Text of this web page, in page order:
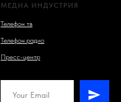
МЕДИА ИНДУСТРИЯ
Телефон тв
Телефон радио
Пресс-центр